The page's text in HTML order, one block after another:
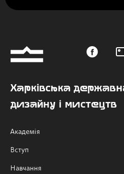
Харківська
дизайну і мистецтв
Академія
Вступ
Навчання